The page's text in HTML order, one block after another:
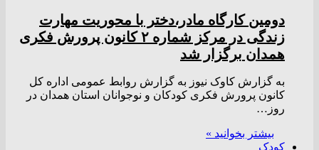
دومین کارگاه مادر،دختر با محوریت مهارت
زندگی در مرکز شماره ۲ کانون پرورش فکری
همدان برگزار شد
به گزارش کاوک نیوز به گزارش روابط عمومی اداره کل
کانون پرورش فکری کودکان و نوجوانان استان همدان در
روز…
بیشتر بخوانید »
کودک